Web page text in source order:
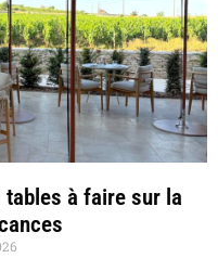
à faire sur la